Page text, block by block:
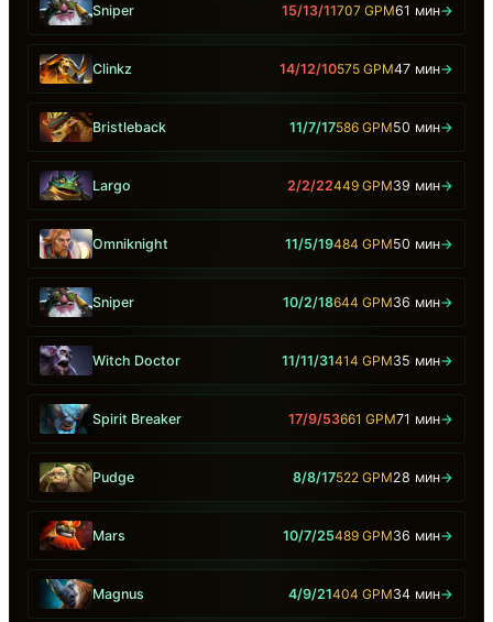
Sniper 15/13/11707 GPM61 мин→
Clinkz 14/12/10575 GPM47 мин→
Bristleback 11/7/17586 GPM50 мин→
Largo 2/2/22449 GPM39 мин→
Omniknight 11/5/19484 GPM50 мин→
Sniper 10/2/18644 GPM36 мин→
Witch Doctor 11/11/31414 GPM35 мин→
Spirit Breaker 17/9/53661 GPM71 мин→
Pudge 8/8/17522 GPM28 мин→
Mars 10/7/25489 GPM36 мин→
Magnus 4/9/21404 GPM34 мин→